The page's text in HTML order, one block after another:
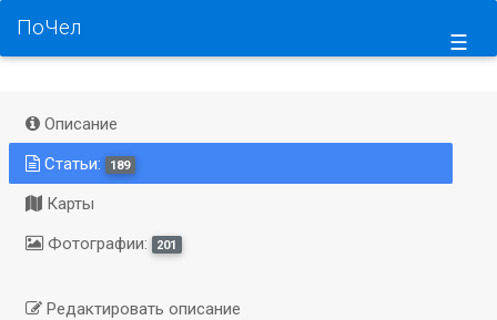
☰
ПоЧел
Описание
Статьи:
189
Карты
Фотографии:
201
Редактировать описание